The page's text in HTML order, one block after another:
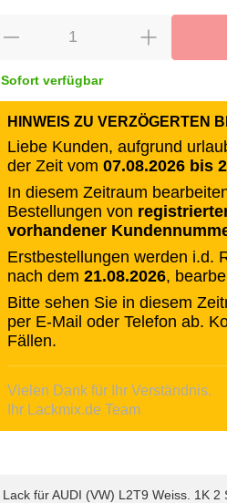
Sofort verfügbar
HINWEIS ZU VERZÖGERTEN
Liebe Kunden, aufgrund
der Zeit vom 07.08.2026 bis
In diesem Zeitraum
Bestellungen von
vorhandener
Erstbestellungen werden i.d.
nach dem 21.08.2026,
Bitte sehen Sie in diesem
per E-Mail oder Telefon ab.
Fällen.
Vielen Dank für Ihr Verständnis.
Ihr Lackmix.de Team
Lack für AUDI (VW) L2T9 Weiss. 1K